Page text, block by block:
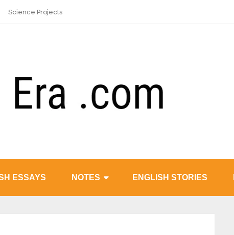
Science Projects
ESSAYS NOTES ENGLISH STORIES